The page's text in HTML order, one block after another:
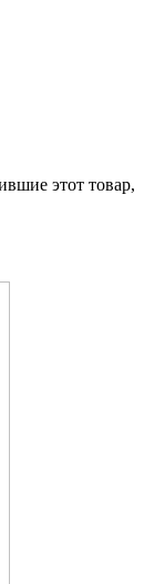
этот товар,